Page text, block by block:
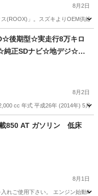
8月2日
(ROOX)」。スズキよりOEM供給
ウェイスター
後期型☆実走行8万キロ
正SDナビ☆地デジ☆Blu
両側パワースライ
8月2日
cc 年式 平成26年 (2014年) 5月
850 AT ガソリン 低床
8月1日
れご使用下さい。 エンジン始動